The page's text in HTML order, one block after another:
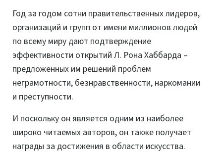
Год за годом сотни правительственных лидеров,
организаций и групп от имени миллионов людей
по всему миру дают подтверждение
эффективности открытий Л. Рона Хаббарда –
предложенных им решений проблем
неграмотности, безнравственности, наркомании
и преступности.
И поскольку он является одним из наиболее
широко читаемых авторов, он также получает
награды за достижения в области искусства.